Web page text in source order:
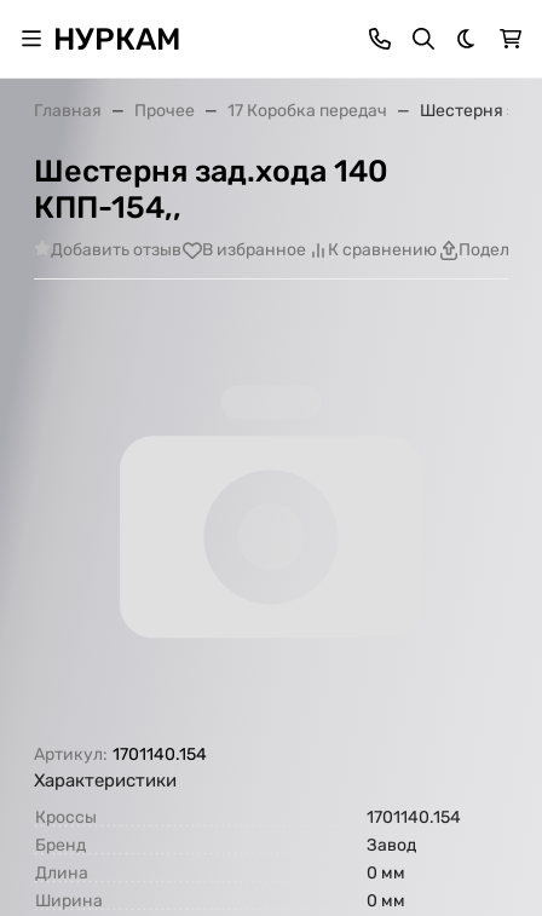
НУРКАМ Темная
Главная Прочее 17 Коробка передач Шестерня
Шестерня зад.хода 140
КПП-154,,
Добавить отзыв В избранное К сравнению
Артикул: 1701140.154
Характеристики
Кроссы
1701140.154
Бренд
Завод
Длина
0 мм
Ширина
0 мм